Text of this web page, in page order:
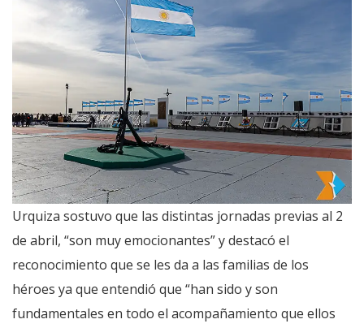
Urquiza sostuvo que las distintas jornadas previas al 2
de abril, “son muy emocionantes” y destacó el
reconocimiento que se les da a las familias de los
héroes ya que entendió que “han sido y son
fundamentales en todo el acompañamiento que ellos